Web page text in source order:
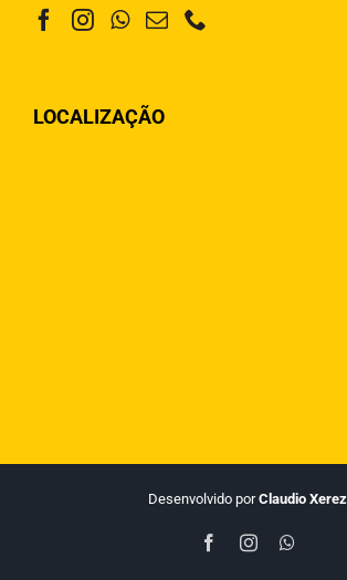
LOCALIZAÇÃO
Desenvolvido porClaudio Xerez
FacebookInstagram